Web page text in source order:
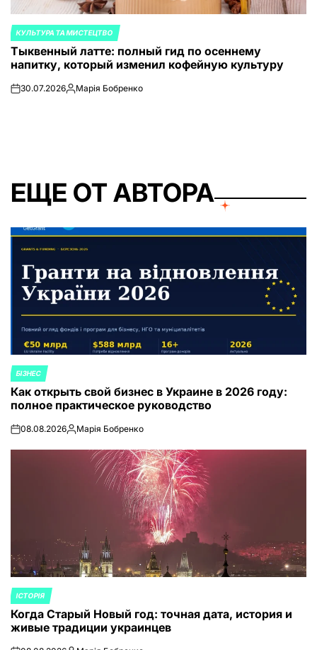
ОПУБЛИКОВАНО
В
КУЛЬТУРА ТА МИСТЕЦТВО
Тыквенный латте: полный гид по осеннему
напитку, который изменил кофейную культуру
on30.07.2026Запись
Марія Бобренко
ЕЩЕ ОТ АВТОРА
ОПУБЛИКОВАНО
В
БІЗНЕС
Как открыть свой бизнес в Украине в 2026 году:
полное практическое руководство
on08.08.2026Запись
Марія Бобренко
ОПУБЛИКОВАНО
В
ІСТОРІЯ
Когда Старый Новый год: точная дата, история и
живые традиции украинцев